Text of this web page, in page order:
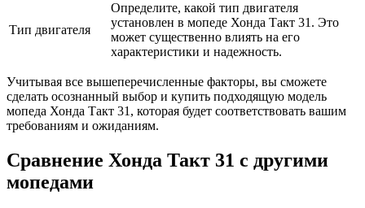
Тип двигателя
Определите, какой тип двигателя
установлен в мопеде Хонда Такт 31. Это
может существенно влиять на его
характеристики и надежность.
Учитывая все вышеперечисленные факторы, вы сможете
сделать осознанный выбор и купить подходящую модель
мопеда Хонда Такт 31, которая будет соответствовать вашим
требованиям и ожиданиям.
Сравнение Хонда Такт 31 с другими
мопедами